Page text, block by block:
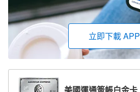
美國運通簽帳白金卡
立即下載 APP